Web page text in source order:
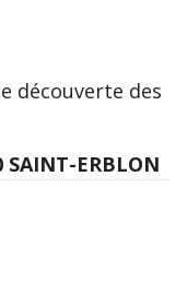
découverte des
ERBLON